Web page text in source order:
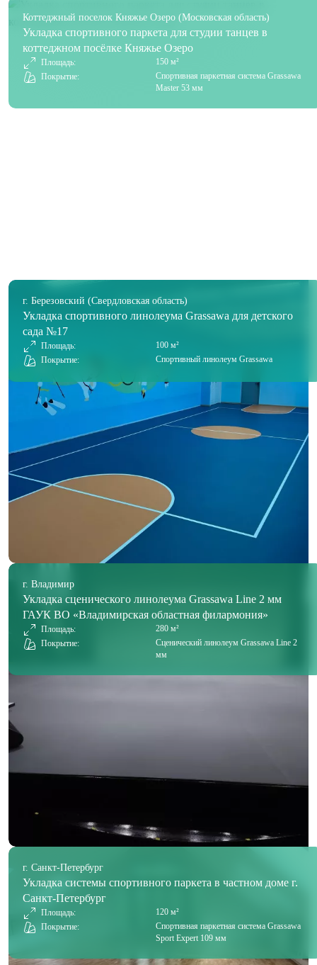
Коттеджный поселок Княжье Озеро (Московская область)
Укладка спортивного паркета для студии танцев в
коттеджном посёлке Княжье Озеро
Площадь:
150 м²
Покрытие:
Спортивная паркетная система Grassawa
Master 53 мм
г. Березовский (Свердловская область)
Укладка спортивного линолеума Grassawa для детского
сада №17
Площадь:
100 м²
Покрытие:
Спортивный линолеум Grassawa
г. Владимир
Укладка сценического линолеума Grassawa Line 2 мм
ГАУК ВО «Владимирская областная филармония»
Площадь:
280 м²
Покрытие:
Сценический линолеум Grassawa Line 2
мм
г. Санкт-Петербург
Укладка системы спортивного паркета в частном доме г.
Санкт-Петербург
Площадь:
120 м²
Покрытие:
Спортивная паркетная система Grassawa
Sport Expert 109 мм